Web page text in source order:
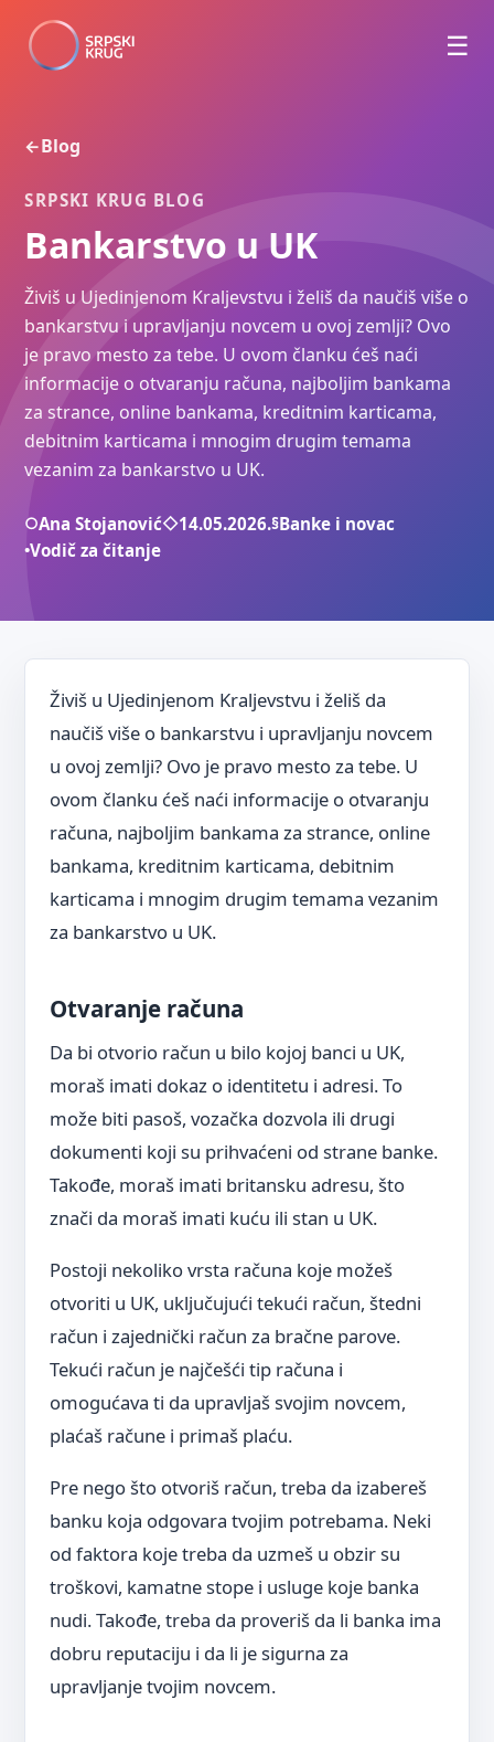
☰
←Blog
SRPSKI KRUG BLOG
Bankarstvo u UK
Živiš u Ujedinjenom Kraljevstvu i želiš da naučiš više o
bankarstvu i upravljanju novcem u ovoj zemlji? Ovo
je pravo mesto za tebe. U ovom članku ćeš naći
informacije o otvaranju računa, najboljim bankama
za strance, online bankama, kreditnim karticama,
debitnim karticama i mnogim drugim temama
vezanim za bankarstvo u UK.
○Ana Stojanović◇14.05.2026.§Banke i novac
•Vodič za čitanje
Živiš u Ujedinjenom Kraljevstvu i želiš da
naučiš više o bankarstvu i upravljanju novcem
u ovoj zemlji? Ovo je pravo mesto za tebe. U
ovom članku ćeš naći informacije o otvaranju
računa, najboljim bankama za strance, online
bankama, kreditnim karticama, debitnim
karticama i mnogim drugim temama vezanim
za bankarstvo u UK.
Otvaranje računa
Da bi otvorio račun u bilo kojoj banci u UK,
moraš imati dokaz o identitetu i adresi. To
može biti pasoš, vozačka dozvola ili drugi
dokumenti koji su prihvaćeni od strane banke.
Takođe, moraš imati britansku adresu, što
znači da moraš imati kuću ili stan u UK.
Postoji nekoliko vrsta računa koje možeš
otvoriti u UK, uključujući tekući račun, štedni
račun i zajednički račun za bračne parove.
Tekući račun je najčešći tip računa i
omogućava ti da upravljaš svojim novcem,
plaćaš račune i primaš plaću.
Pre nego što otvoriš račun, treba da izabereš
banku koja odgovara tvojim potrebama. Neki
od faktora koje treba da uzmeš u obzir su
troškovi, kamatne stope i usluge koje banka
nudi. Takođe, treba da proveriš da li banka ima
dobru reputaciju i da li je sigurna za
upravljanje tvojim novcem.